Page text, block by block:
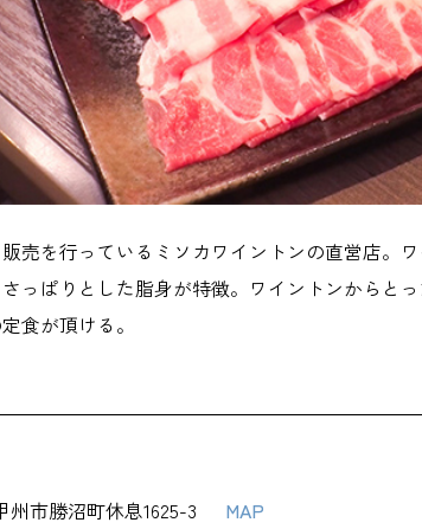
売を行っているミソカワイントンの直営店。
っぱりとした脂身が特徴。ワイントンからと
食が頂ける。
州市勝沼町休息1625-3 MAP